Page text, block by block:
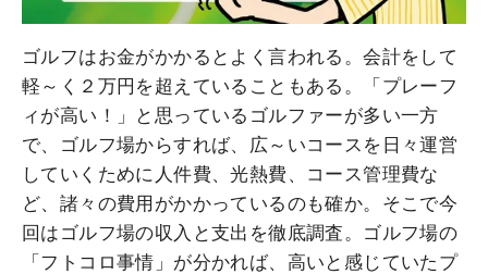
ゴルフはお金がかかるとよく言われる。会計をして
軽～く２万円を超えていることもある。「プレーフ
ィが高い！」と思っているゴルファーが多い一方
で、ゴルフ場からすれば、広～いコースを日々運営
していくために人件費、光熱費、コース管理費な
ど、諸々の費用がかかっているのも確か。そこで今
回はゴルフ場の収入と支出を徹底調査。ゴルフ場の
「フトコロ事情」が分かれば、高いと感じていたプ